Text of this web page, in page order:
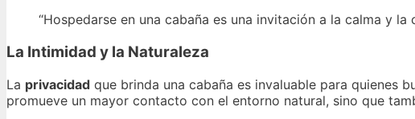
“Hospedarse en una cabaña es una invitación a la calma y
La Intimidad y la Naturaleza
La privacidad que brinda una cabaña es invaluable para quienes
promueve un mayor contacto con el entorno natural, sino que